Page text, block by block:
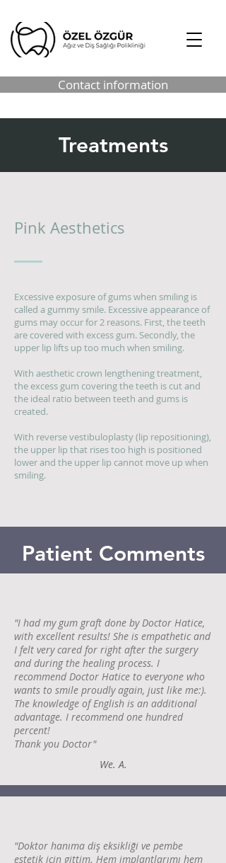
Contact information
Treatments
Pink Aesthetics
Excessive exposure of gums when smiling is
called a gummy smile. Excessive appearance of
gums may occur for 2 reasons. First, the teeth
are covered with excess gum. Secondly, the
upper lip lifts up too much when smiling​.
With aesthetic crown lengthening treatment,
the excess gum covering the teeth is cut and
the ideal ratio between teeth and gums is
created.
With reverse vestibuloplasty (lip repositioning),
the upper lip that rises too high is positioned
lower and the upper lip cannot move up when
smiling.
Patient Comments
"I had my gum graft done by Doctor Hatice,
with excellent results! She is empathetic and
I felt very cared for right after the surgery
and during the healing process. I
recommend Doctor Hatice to everyone who
wants to smile proudly again, just like me:).
The knowledge of English is an additional
advantage. I recommend one hundred
percent!
Thank you Doctor"
We. A.
"Doktor hanıma diş eksikliği ve pembe
estetik için gittim. Hem implantlarımı hem